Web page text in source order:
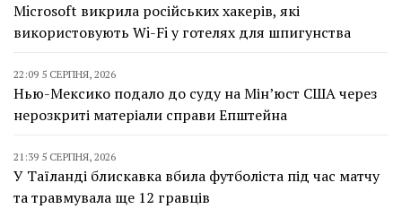
Microsoft викрила російських хакерів, які
використовують Wi-Fi у готелях для шпигунства
22:09 5 СЕРПНЯ, 2026
Нью-Мексико подало до суду на Мін’юст США через
нерозкриті матеріали справи Епштейна
21:39 5 СЕРПНЯ, 2026
У Таїланді блискавка вбила футболіста під час матчу
та травмувала ще 12 гравців